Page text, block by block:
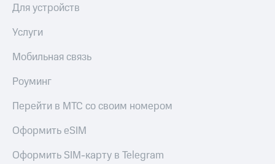
Для устройств
Услуги
Мобильная связь
Роуминг
Перейти в МТС со своим номером
Оформить eSIM
Оформить SIM-карту в Telegram